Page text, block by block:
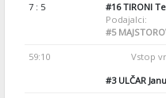
7 : 5
#16TIRONI
Podajalci:
#5
59:10 Vstop
#3ULČAR